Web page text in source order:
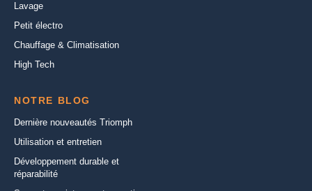
Lavage
Petit électro
Chauffage & Climatisation
High Tech
NOTRE BLOG
Dernière nouveautés Triomph
Utilisation et entretien
Développement durable et
réparabilité